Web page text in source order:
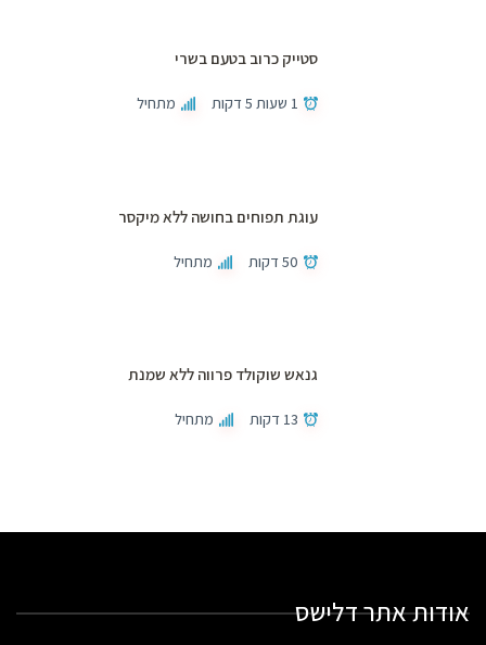
סטייק כרוב בטעם בשרי
1 שעות 5 דקות מתחיל
עוגת תפוחים בחושה ללא מיקסר
50 דקות מתחיל
גנאש שוקולד פרווה ללא שמנת
13 דקות מתחיל
אודות אתר דלישס